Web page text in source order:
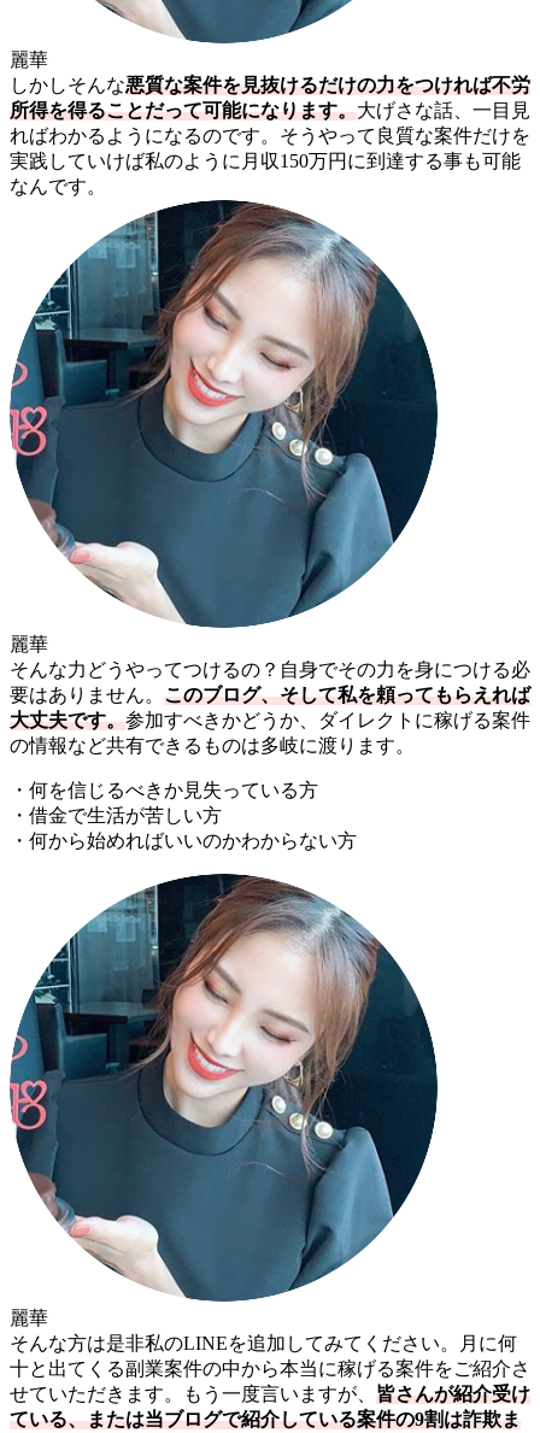
麗華
しかしそんな悪質な案件を見抜けるだけの力をつければ不労
所得を得ることだって可能になります。大げさな話、一目見
ればわかるようになるのです。そうやって良質な案件だけを
実践していけば私のように月収150万円に到達する事も可能
なんです。
麗華
そんな力どうやってつけるの？自身でその力を身につける必
要はありません。 このブログ、そして私を頼ってもらえれば
大丈夫です。参加すべきかどうか、ダイレクトに稼げる案件
の情報など共有できるものは多岐に渡ります。
・何を信じるべきか見失っている方
・借金で生活が苦しい方
・何から始めればいいのかわからない方
麗華
そんな方は是非私のLINEを追加してみてください。月に何
十と出てくる副業案件の中から本当に稼げる案件をご紹介さ
せていただきます。もう一度言いますが、 皆さんが紹介受け
ている、または当ブログで紹介している案件の9割は詐欺ま